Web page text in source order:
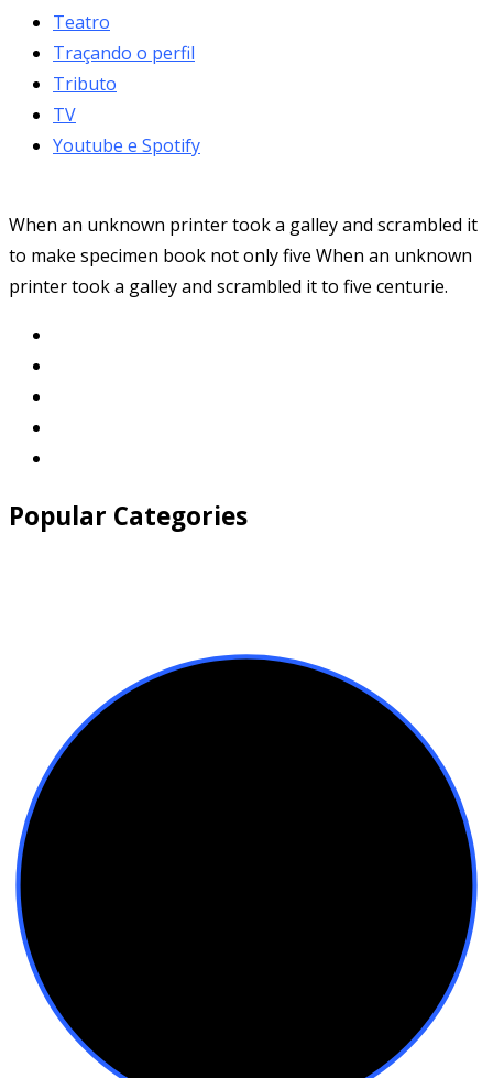
Teatro
Traçando o perfil
Tributo
TV
Youtube e Spotify
When an unknown printer took a galley and scrambled it
to make specimen book not only five When an unknown
printer took a galley and scrambled it to five centurie.
Popular Categories